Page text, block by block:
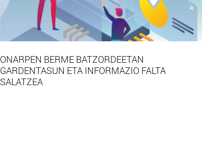
ONARPEN BERME BATZORDEETAN
GARDENTASUN ETA INFORMAZIO FALTA
SALATZEA